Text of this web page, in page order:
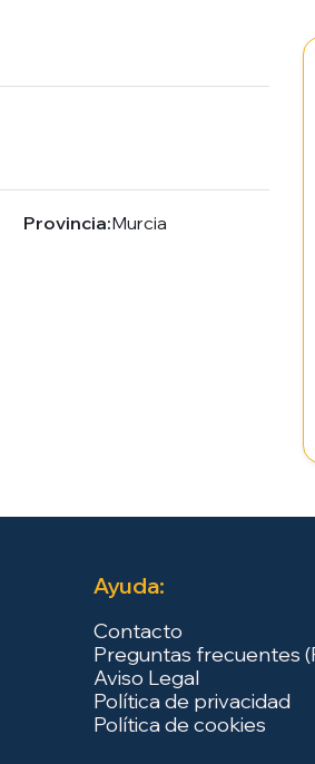
Provincia:Murcia
Ayuda:
Contacto
Preguntas frecuentes
Aviso Legal
Política de privacidad
Política de cookies